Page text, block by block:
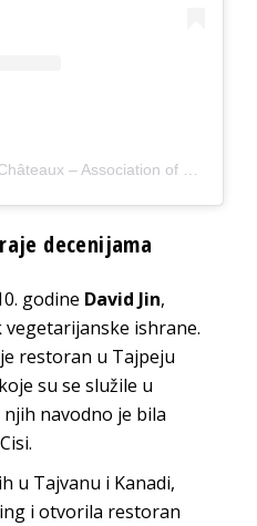
decenijama
godine David Jin,
ishrane.
restoran u Tajpeju
su se služile u
navodno je bila
u Tajvanu i Kanadi,
i otvorila restoran